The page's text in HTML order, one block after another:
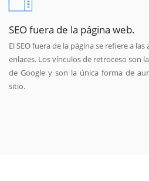
SEO fuera de la página web.
El SEO fuera de la página se refiere a
enlaces. Los vínculos de retroceso son
de Google y son la única forma de
sitio.